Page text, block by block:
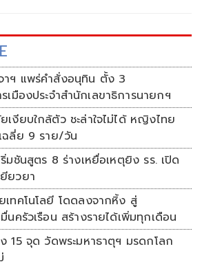
าฯ แพร่คำสั่งอนุทิน ตั้ง 3
เมืองประจำสำนักเลขาธิการนายกฯ
เงียบใกล้ตัว ชะล่าใจไม่ได้ หญิงไทย
ฉลี่ย 9 ราย/วัน
ริ่มชันสูตร 8 ร่างเหยื่อเหตุยิง รร. เปิด
ยวยา
เทคโนโลยี โดดลงจากหิ้ง สู่
นครัวเรือน สร้างรายได้เพิ่มทุกเดือน
15 จุด วัดพระมหาธาตุฯ มรดกโลก